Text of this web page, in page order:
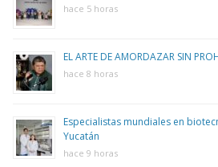
hace 5 horas
EL ARTE DE AMORDAZAR SIN
hace 8 horas
Especialistas mundiales en
Yucatán
hace 9 horas